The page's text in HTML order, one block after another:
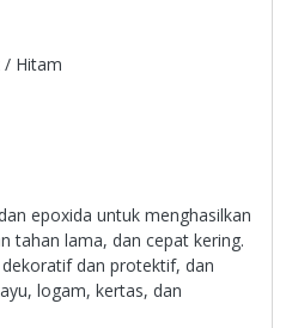
/ Hitam
epoxida untuk menghasilkan
tahan lama, dan cepat kering.
dan protektif, dan
logam, kertas, dan